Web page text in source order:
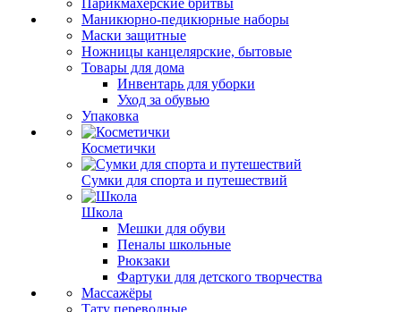
Парикмахерские бритвы
Маникюрно-педикюрные наборы
Маски защитные
Ножницы канцелярские, бытовые
Товары для дома
Инвентарь для уборки
Уход за обувью
Упаковка
Косметички
Сумки для спорта и путешествий
Школа
Мешки для обуви
Пеналы школьные
Рюкзаки
Фартуки для детского творчества
Массажёры
Тату переводные